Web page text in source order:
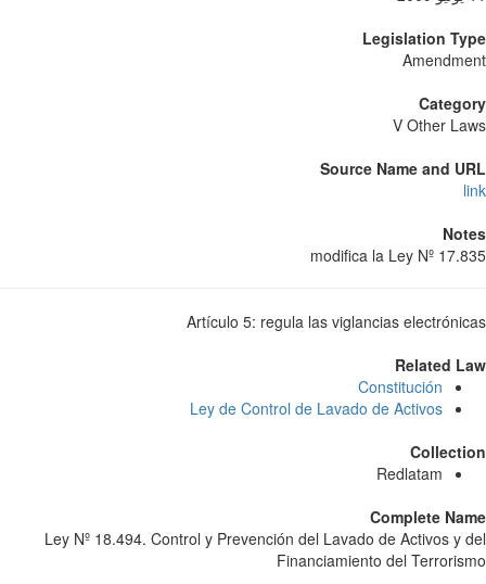
Legislation
V Other
Source Name and
modifica la Ley Nº
Artículo 5: regula las viglancias
Related
Constitución
Ley de Control de Lavado de Activos
Redlatam
Complete
Ley Nº 18.494. Control y Prevención del Lavado de Activos y
Financiamiento del